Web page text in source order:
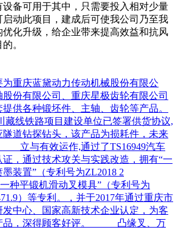
设备可用于其中，只需要投入相对少量
动此项目，建成后可使我公司乃至我
优化升级，给企业带来提高效益和抗风
。
庆蓝黛动力传动机械股份有限公
份有限公司、重庆星极齿轮有限公司
供各种锻坯件、主轴、齿轮等产品。
藏线铁路项目建设单位已签署供货协议,
隧道钻探钻头，该产品为损耗件，未来
与有效运作,通过了TS16949汽车
，通过技术攻关与实践改造，拥有“一
装置”（专利号为ZL2018 2
一种平锻机滑动叉模具”（专利号为
）等专利。，并于2017年通过重庆市
中心、国家高新技术企业认定，为客
品，深得顾客好评。 凸缘叉、万